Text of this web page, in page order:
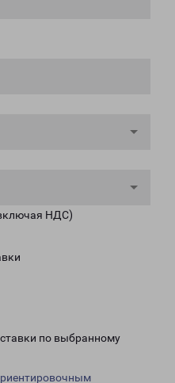
НДС)
по выбранному